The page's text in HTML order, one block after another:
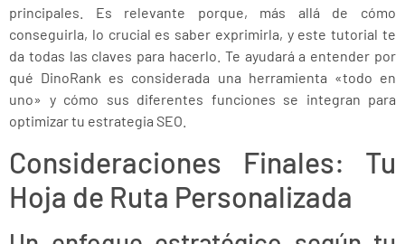
principales. Es relevante porque, más allá de cómo
conseguirla, lo crucial es saber exprimirla, y este tutorial te
da todas las claves para hacerlo. Te ayudará a entender por
qué DinoRank es considerada una herramienta «todo en
uno» y cómo sus diferentes funciones se integran para
optimizar tu estrategia SEO.
Consideraciones Finales: Tu
Hoja de Ruta Personalizada